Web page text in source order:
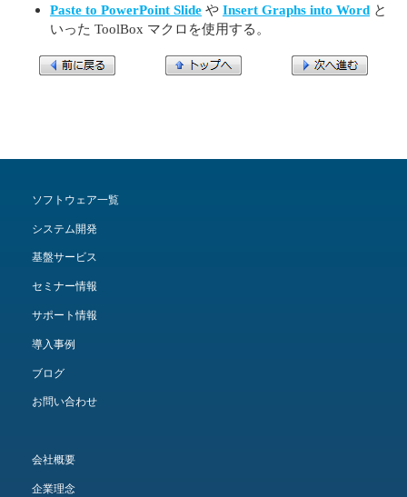
Paste to PowerPoint Slide や Insert Graphs into Word と
いった ToolBox マクロを使用する。
ソフトウェア一覧
システム開発
基盤サービス
セミナー情報
サポート情報
導入事例
ブログ
お問い合わせ
会社概要
企業理念